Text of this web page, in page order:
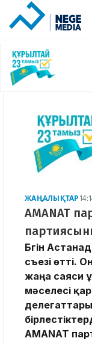
ЖАҢАЛЫҚТАР
AMANAT
Бүгін
съезі өтті.
жаңа саяси
мәселесі
AMANAT